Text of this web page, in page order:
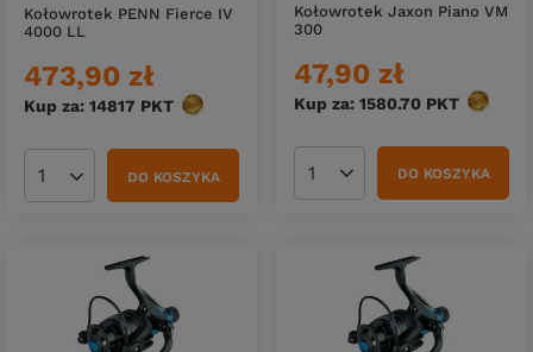
Kołowrotek PENN Fierce IV
4000 LL
473,90 zł
Kup za: 14817 PKT punktów
Ilość produktówDO KOSZYKA
Kołowrotek Jaxon Piano VM
300
47,90 zł
Kup za: 1580.70 PKT punktów
Ilość produktówDO KOSZYKA